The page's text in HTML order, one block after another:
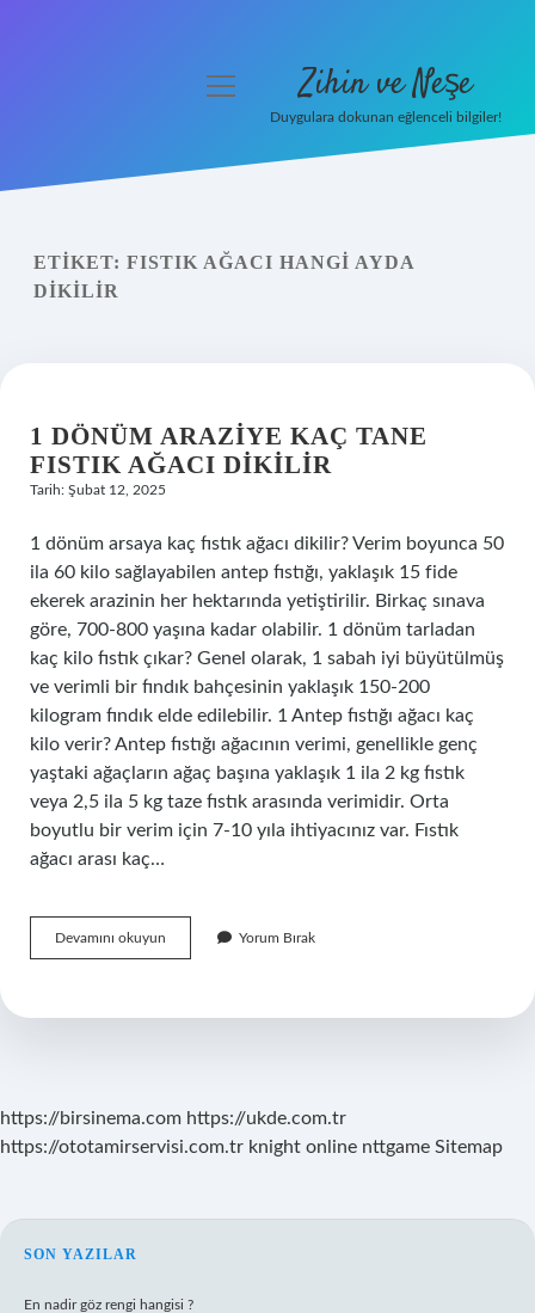
Yasal Uyarı
menüyü
Zihin ve Neşe
Duygulara dokunan eğlenceli bilgiler!
ETIKET: FISTIK AĞACI HANGI AYDA
DIKILIR
1 DÖNÜM ARAZIYE KAÇ TANE
FISTIK AĞACI DIKILIR
Tarih: Şubat 12, 2025
1 dönüm arsaya kaç fıstık ağacı dikilir? Verim boyunca 50
ila 60 kilo sağlayabilen antep fıstığı, yaklaşık 15 fide
ekerek arazinin her hektarında yetiştirilir. Birkaç sınava
göre, 700-800 yaşına kadar olabilir. 1 dönüm tarladan
kaç kilo fıstık çıkar? Genel olarak, 1 sabah iyi büyütülmüş
ve verimli bir fındık bahçesinin yaklaşık 150-200
kilogram fındık elde edilebilir. 1 Antep fıstığı ağacı kaç
kilo verir? Antep fıstığı ağacının verimi, genellikle genç
yaştaki ağaçların ağaç başına yaklaşık 1 ila 2 kg fıstık
veya 2,5 ila 5 kg taze fıstık arasında verimidir. Orta
boyutlu bir verim için 7-10 yıla ihtiyacınız var. Fıstık
ağacı arası kaç…
Devamını okuyun
Dönüm
Tane
Yorum Bırak
https://birsinema.com https://ukde.com.tr
https://ototamirservisi.com.tr knight online nttgame Sitemap
SIDEBAR
SON YAZILAR
En nadir göz rengi hangisi ?